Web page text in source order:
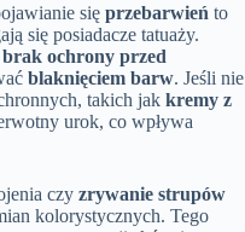
się przebarwień to
się posiadacze tatuaży.
brak ochrony przed
blaknięciem barw. Jeśli nie
takich jak kremy z
urok, co wpływa
czy zrywanie strupów
kolorystycznych. Tego